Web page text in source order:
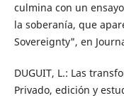
culmina con un ensayo
la soberanía, que
Sovereignty", en
DUGUIT, L.: Las
Privado, edición y